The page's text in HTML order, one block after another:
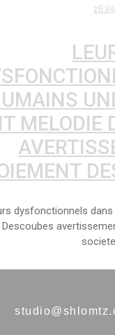
MELODIE
dysfonctionnels dans